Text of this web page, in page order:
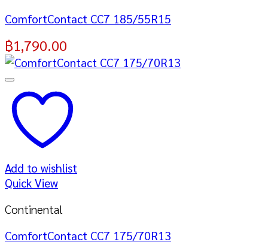
ComfortContact CC7 185/55R15
฿1,790.00
Add to wishlist
Quick View
Continental
ComfortContact CC7 175/70R13